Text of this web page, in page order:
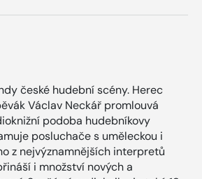
české hudební scény. Herec
Václav Neckář promlouvá
podoba hudebníkovy
posluchače s uměleckou i
z nejvýznamnějších interpretů
i množství nových a